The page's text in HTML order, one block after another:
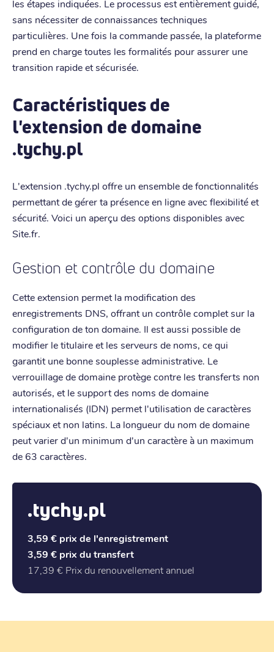
les étapes indiquées. Le processus est entièrement guidé,
sans nécessiter de connaissances techniques
particulières. Une fois la commande passée, la plateforme
prend en charge toutes les formalités pour assurer une
transition rapide et sécurisée.
Caractéristiques de
l'extension de domaine
.tychy.pl
L'extension .tychy.pl offre un ensemble de fonctionnalités
permettant de gérer ta présence en ligne avec flexibilité et
sécurité. Voici un aperçu des options disponibles avec
Site.fr.
Gestion et contrôle du domaine
Cette extension permet la modification des
enregistrements DNS, offrant un contrôle complet sur la
configuration de ton domaine. Il est aussi possible de
modifier le titulaire et les serveurs de noms, ce qui
garantit une bonne souplesse administrative. Le
verrouillage de domaine protège contre les transferts non
autorisés, et le support des noms de domaine
internationalisés (IDN) permet l'utilisation de caractères
spéciaux et non latins. La longueur du nom de domaine
peut varier d'un minimum d'un caractère à un maximum
de 63 caractères.
.tychy.pl
3,59 € prix de l'enregistrement
3,59 € prix du transfert
17,39 € Prix du renouvellement annuel